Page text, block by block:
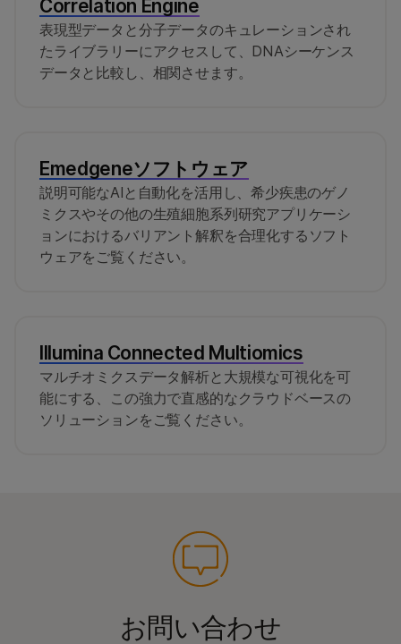
Correlation Engine
表現型データと分子データのキュレーションされ
たライブラリーにアクセスして、DNAシーケンス
データと比較し、相関させます。
Emedgeneソフトウェア
説明可能なAIと自動化を活用し、希少疾患のゲノ
ミクスやその他の生殖細胞系列研究アプリケーシ
ョンにおけるバリアント解釈を合理化するソフト
ウェアをご覧ください。
Illumina Connected Multiomics
マルチオミクスデータ解析と大規模な可視化を可
能にする、この強力で直感的なクラウドベースの
ソリューションをご覧ください。
お問い合わせ